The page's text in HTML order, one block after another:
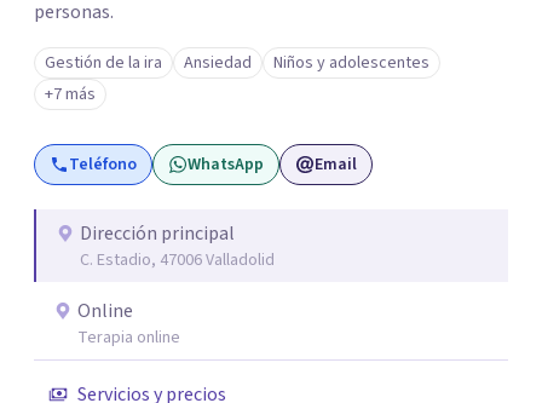
personas.
Gestión de la ira Ansiedad
Niños y adolescentes
+7 más
Teléfono WhatsApp Email
Dirección principal
C. Estadio, 47006 Valladolid
Online
Terapia online
Servicios y precios